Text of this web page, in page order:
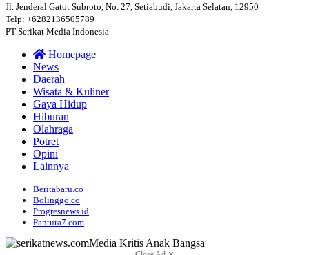
Jl. Jenderal Gatot Subroto, No. 27, Setiabudi, Jakarta Selatan, 12950
Telp: +6282136505789
PT Serikat Media Indonesia
Homepage
News
Daerah
Wisata & Kuliner
Gaya Hidup
Hiburan
Olahraga
Potret
Opini
Lainnya
Beritabaru.co
Bolinggo.co
Progresnews.id
Pantura7.com